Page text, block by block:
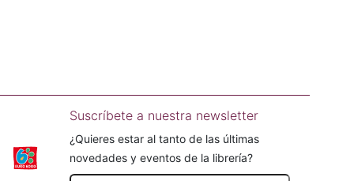
Suscríbete a nuestra newsletter
¿Quieres estar al tanto de las últimas
novedades y eventos de la librería?